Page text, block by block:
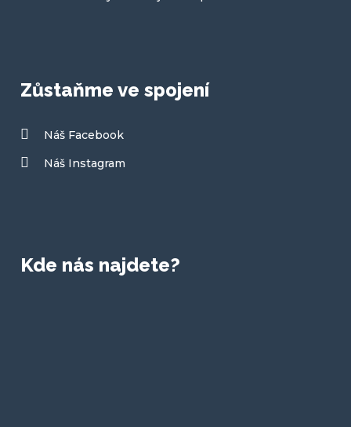
Zůstaňme ve spojení
Náš Facebook
Náš Instagram
Kde nás najdete?